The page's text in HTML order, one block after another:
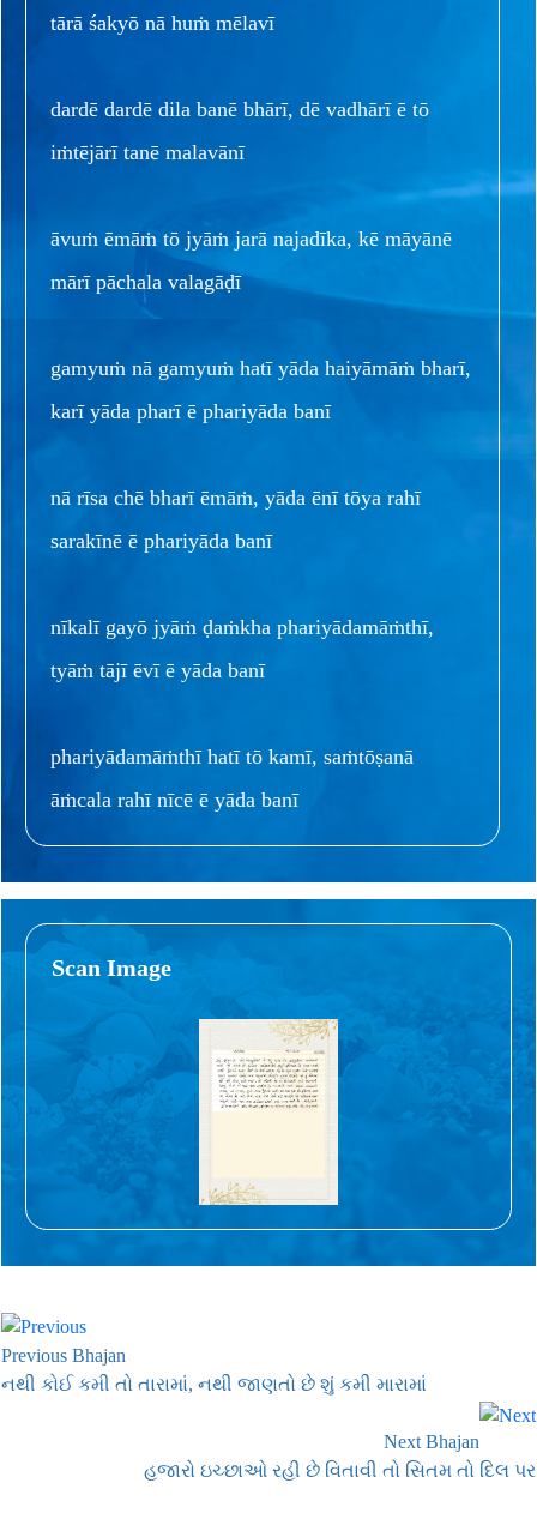
tārā śakyō nā huṁ mēlavī
dardē dardē dila banē bhārī, dē vadhārī ē tō
iṁtējārī tanē malavānī
āvuṁ ēmāṁ tō jyāṁ jarā najadīka, kē māyānē
mārī pāchala valagāḍī
gamyuṁ nā gamyuṁ hatī yāda haiyāmāṁ bharī,
karī yāda pharī ē phariyāda banī
nā rīsa chē bharī ēmāṁ, yāda ēnī tōya rahī
sarakīnē ē phariyāda banī
nīkalī gayō jyāṁ ḍaṁkha phariyādamāṁthī,
tyāṁ tājī ēvī ē yāda banī
phariyādamāṁthī hatī tō kamī, saṁtōṣanā
āṁcala rahī nīcē ē yāda banī
Scan Image
Previous Bhajan
નથી કોઈ કમી તો તારામાં, નથી જાણતો છે શું કમી મારામાં
Next Bhajan
હજારો ઇચ્છાઓ રહી છે વિતાવી તો સિતમ તો દિલ પર